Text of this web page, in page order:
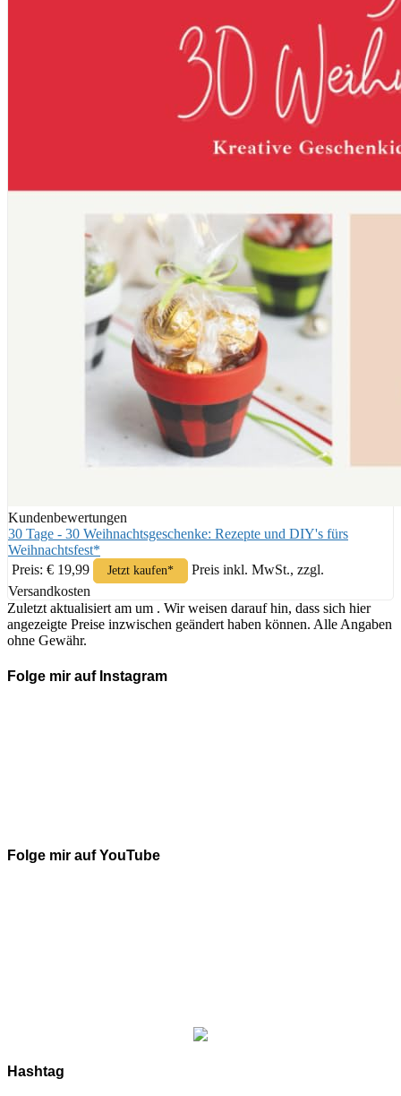
Kundenbewertungen
30 Tage - 30 Weihnachtsgeschenke: Rezepte und DIY's fürs
Weihnachtsfest*
Preis: € 19,99
Jetzt kaufen*
Preis inkl. MwSt., zzgl.
Versandkosten
Zuletzt aktualisiert am um . Wir weisen darauf hin, dass sich hier
angezeigte Preise inzwischen geändert haben können. Alle Angaben
ohne Gewähr.
Folge mir auf Instagram
Folge mir auf YouTube
Hashtag